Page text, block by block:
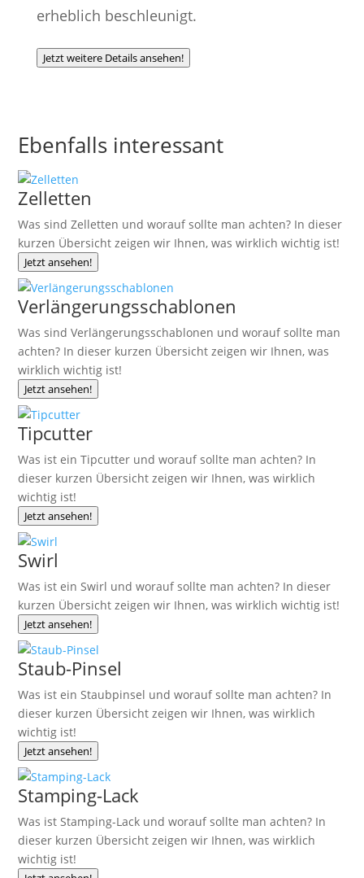
erheblich beschleunigt.
Jetzt weitere Details ansehen!
Ebenfalls interessant
Zelletten
Was sind Zelletten und worauf sollte man achten? In dieser
kurzen Übersicht zeigen wir Ihnen, was wirklich wichtig ist!
Jetzt ansehen!
Verlängerungsschablonen
Was sind Verlängerungsschablonen und worauf sollte man
achten? In dieser kurzen Übersicht zeigen wir Ihnen, was
wirklich wichtig ist!
Jetzt ansehen!
Tipcutter
Was ist ein Tipcutter und worauf sollte man achten? In
dieser kurzen Übersicht zeigen wir Ihnen, was wirklich
wichtig ist!
Jetzt ansehen!
Swirl
Was ist ein Swirl und worauf sollte man achten? In dieser
kurzen Übersicht zeigen wir Ihnen, was wirklich wichtig ist!
Jetzt ansehen!
Staub-Pinsel
Was ist ein Staubpinsel und worauf sollte man achten? In
dieser kurzen Übersicht zeigen wir Ihnen, was wirklich
wichtig ist!
Jetzt ansehen!
Stamping-Lack
Was ist Stamping-Lack und worauf sollte man achten? In
dieser kurzen Übersicht zeigen wir Ihnen, was wirklich
wichtig ist!